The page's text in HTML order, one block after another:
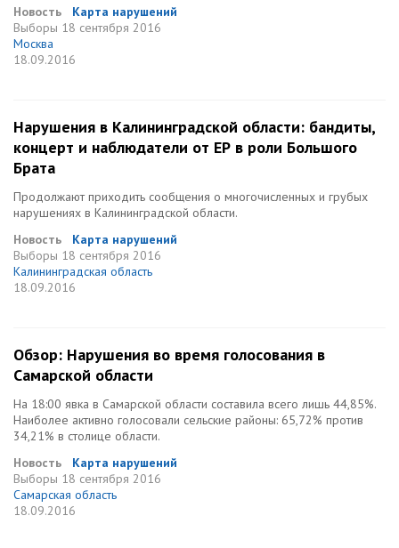
Новость
Карта нарушений
Выборы 18 сентября 2016
Москва
18.09.2016
Нарушения в Калининградской области: бандиты,
концерт и наблюдатели от ЕР в роли Большого
Брата
Продолжают приходить сообщения о многочисленных и грубых
нарушениях в Калининградской области.
Новость
Карта нарушений
Выборы 18 сентября 2016
Калининградская область
18.09.2016
Обзор: Нарушения во время голосования в
Самарской области
На 18:00 явка в Самарской области составила всего лишь 44,85%.
Наиболее активно голосовали сельские районы: 65,72% против
34,21% в столице области.
Новость
Карта нарушений
Выборы 18 сентября 2016
Самарская область
18.09.2016